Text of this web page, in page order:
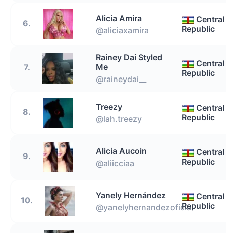
6.
Alicia Amira
@aliciaxamira
Republic
7.
Rainey Dai Styled
Me
@raineydai__
Republic
8.
Treezy
@lah.treezy
Republic
9.
Alicia Aucoin
@aliicciaa
Republic
10.
Yanely Hernández
@yanelyhernandezoficialRepublic